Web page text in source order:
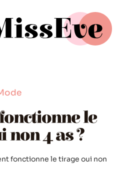
le
non 4 as ?
fonctionne le tirage oui non